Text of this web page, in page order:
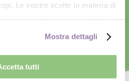
Le vostre scelte in materia di
consenso in qualsiasi
sui cookie o facendo clic
privacy.
Mostra dettagli
tutti
di Più